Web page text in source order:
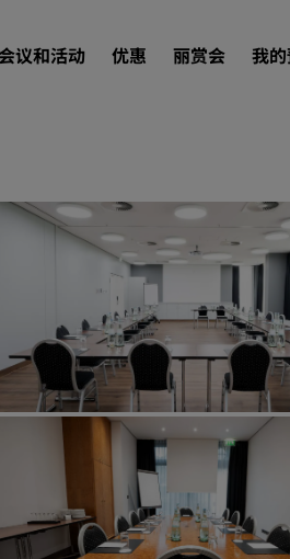
议和活动 优惠 丽赏会 我
度假酒店
服务式公寓
机场酒店
新开业和
会议和
探索丽笙
预订会议
请求报价